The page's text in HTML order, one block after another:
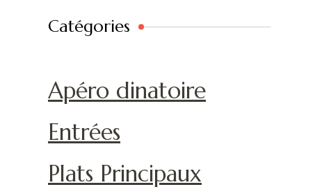
Catégories
Apéro dinatoire
Entrées
Plats Principaux